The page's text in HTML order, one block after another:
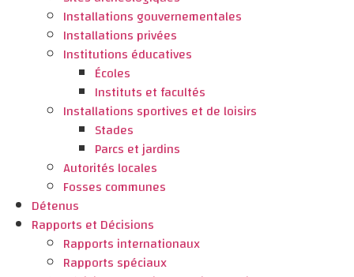
Installations gouvernementales
Installations privées
Institutions éducatives
Écoles
Instituts et facultés
Installations sportives et de loisirs
Stades
Parcs et jardins
Autorités locales
Fosses communes
Détenus
Rapports et Décisions
Rapports internationaux
Rapports spéciaux